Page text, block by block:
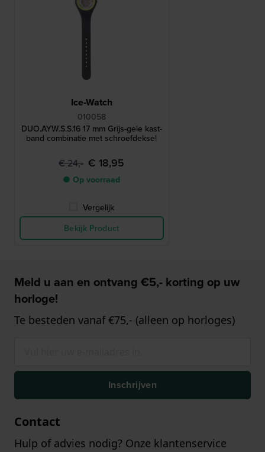
Ice-Watch
010058
DUO.AYW.S.S.16 17 mm Grijs-gele kast-
band combinatie met schroefdeksel
€ 24,- € 18,95
● Op voorraad
Vergelijk
Bekijk Product
Meld u aan en ontvang €5,- korting op uw
horloge!
Te besteden vanaf €75,- (alleen op horloges)
Inschrijven
Contact
Hulp of advies nodig? Onze klantenservice